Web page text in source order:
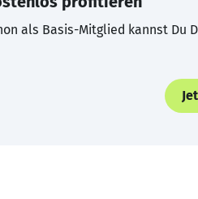
als Basis-Mitglied kannst Du